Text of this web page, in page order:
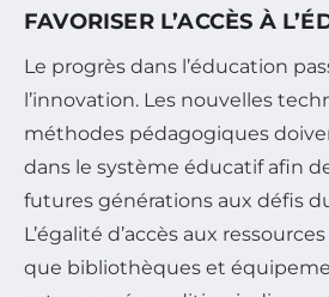
FAVORISER L’ACCÈS À
Le progrès dans l’éducation
l’innovation. Les nouvelles
méthodes pédagogiques
dans le système éducatif afin
futures générations aux défis
L’égalité d’accès aux
que bibliothèques et